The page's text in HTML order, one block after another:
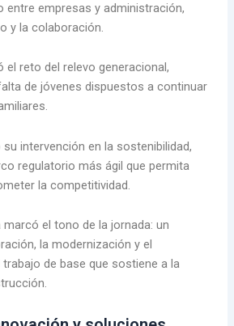
entre empresas y administración,
y la colaboración.
el reto del relevo generacional,
de jóvenes dispuestos a continuar
intervención en la sostenibilidad,
regulatorio más ágil que permita
la competitividad.
marcó el tono de la jornada: un
la modernización y el
de base que sostiene a la